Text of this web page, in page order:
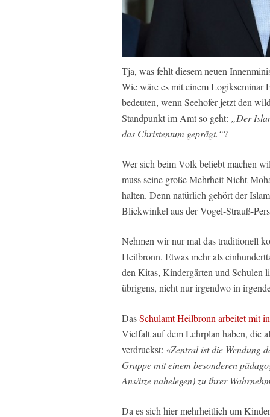
Tja, was fehlt diesem neuen
Wie wäre es mit einem Logikseminar
bedeuten, wenn Seehofer jetzt den
Standpunkt im Amt so geht: „Der
das Christentum geprägt.“?
Wer sich beim Volk beliebt machen
muss seine große Mehrheit Nicht-
halten. Denn natürlich gehört der
Blickwinkel aus der Vogel-Strauß-
Nehmen wir nur mal das traditionell
Heilbronn. Etwas mehr als
den Kitas, Kindergärten und Schulen
übrigens, nicht nur irgendwo in
DasSchulamt Heilbronn arbeitet mit
Vielfalt auf dem Lehrplan haben, die
verdruckst: «Zentral ist die Wendung
Gruppe mit einem besonderen
Ansätze nahelegen) zu ihrer
Da es sich hier mehrheitlich um